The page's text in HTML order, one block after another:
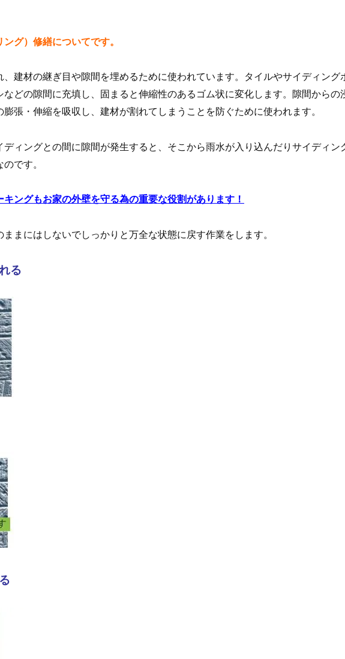
グ）修繕についてです。
建材の継ぎ目や隙間を埋めるために使われています。タイルやサイディング
どの隙間に充填し、固まると伸縮性のあるゴム状に変化します。隙間からの
張・伸縮を吸収し、建材が割れてしまうことを防ぐために使われます。
ィングとの間に隙間が発生すると、そこから雨水が入り込んだりサイディン
です。
キングもお家の外壁を守る為の重要な役割があります！
まにはしないでしっかりと万全な状態に戻す作業をします。
る